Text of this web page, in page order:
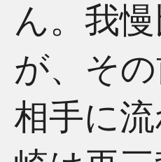
ん。我
が、そ
相手に